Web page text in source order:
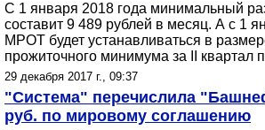
C 1 января 2018 года минимальный
составит 9 489 рублей в месяц. А с 1
МРОТ будет устанавливаться в
прожиточного минимума за II квартал
29 декабря 2017 г., 09:37
"Система" перечислила
руб. по мировому соглашению